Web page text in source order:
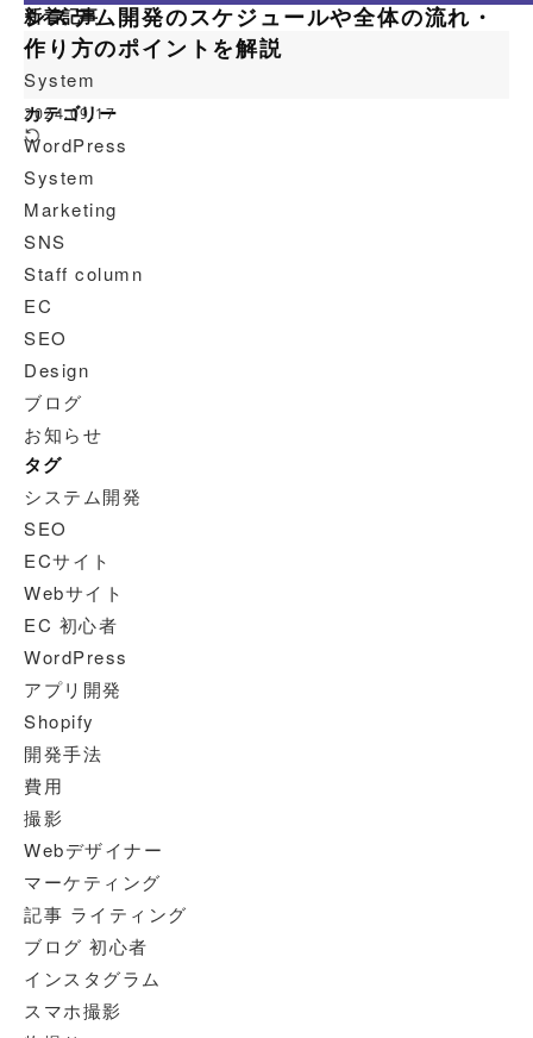
システム開発のスケジュールや全体の流れ・
作り方のポイントを解説
System
2024.09.17
新着記事
カテゴリー
WordPress
System
Marketing
SNS
Staff column
EC
SEO
Design
ブログ
お知らせ
タグ
システム開発
SEO
ECサイト
Webサイト
EC 初心者
WordPress
アプリ開発
Shopify
開発手法
費用
撮影
Webデザイナー
マーケティング
記事 ライティング
ブログ 初心者
インスタグラム
スマホ撮影